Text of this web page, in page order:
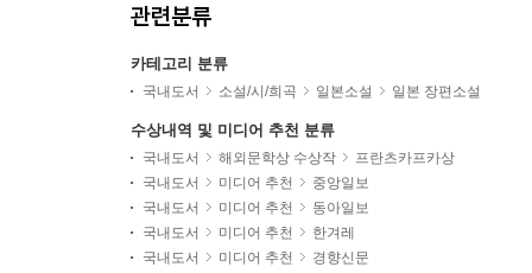
관련분류
카테고리 분류
국내도서 소설/시/희곡 일본소설 일본 장편소설
수상내역 및 미디어 추천 분류
국내도서 해외문학상 수상작
프란츠카프카상
국내도서
미디어 추천
중앙일보
국내도서
미디어 추천
동아일보
국내도서
미디어 추천
한겨레
국내도서
미디어 추천
경향신문